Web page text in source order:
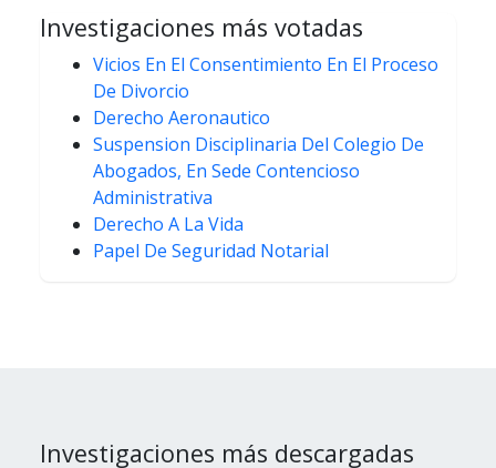
Investigaciones más votadas
Vicios En El Consentimiento En El Proceso
De Divorcio
Derecho Aeronautico
Suspension Disciplinaria Del Colegio De
Abogados, En Sede Contencioso
Administrativa
Derecho A La Vida
Papel De Seguridad Notarial
Investigaciones más descargadas